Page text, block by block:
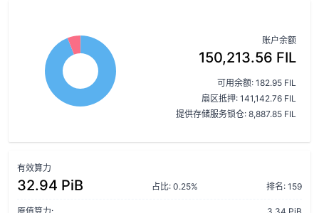
账户余额
150,213.56 FIL
可用余额: 182.95 FIL
扇区抵押: 141,142.76 FIL
提供存储服务锁仓: 8,887.85 FIL
有效算力
32.94 PiB 占比: 0.25% 排名: 159